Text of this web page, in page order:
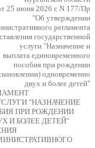
25 июня 2026 г. N 177/Пр
"Об утверждении
регламента
государственной
услуги "Назначение и
выплата единовременного
пособия при рождении
одновременно
двух и более детей"
"НАЗНАЧЕНИЕ
ПРИ РОЖДЕНИИ
И БОЛЕЕ ДЕТЕЙ"